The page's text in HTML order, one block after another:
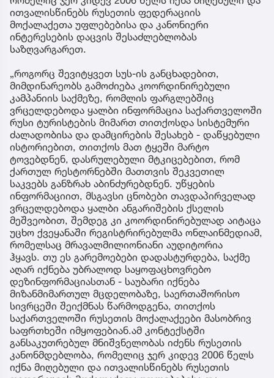
ითვალისწინებს რუსეთის ფედერაციის
მოქალაქეთა უფლებებისა და კანონიერი
ინტერესების დაცვის შესაძლებლობას
საზღვარგარეთ.
„როგორც შევიტყვეთ სუს-ის განცხადებით,
მიმდინარეობს გამოძიება კოორდინირებული
კამპანიის საქმეზე, რომლის ფარგლებშიც
ვრცელდებოდა ყალბი ინფორმაცია საქართველოში
რუსი ტურისტების მიმართ თითქოსდა სისტემური
ძალადობისა და დამცირების შესახებ - დაწყებული
ისტორიებით, თითქოს მათ ტყეში მარტო
ტოვებდნენ, დასრულებული მტკიცებებით, რომ
ქართულ რესტორნებში მათთვის შეკვეთილ
საკვებს განზრახ აბინძურებდნენ. უწყების
ინფორმაციით, მსგავსი ცნობები თავდაპირველად
ვრცელდებოდა ყალბი ანგარიშების ქსელის
მეშვეობით, შემდეგ კი კოორდინირებულად აიტაცა
უცხო ქვეყანაში რეგისტრირებულმა ონლაინმედიამ,
რომელსაც მრავალმილიონიანი აუდიტორია
ჰყავს. თუ ეს გარემოებები დადასტურდება, საქმე
აღარ იქნება უბრალოდ საყოფაცხოვრებო
დეზინფორმაციასთან - საუბარი იქნება
მიზანმიმართულ მცდელობაზე, საერთაშორისო
სივრცეში შეიქმნას წარმოდგენა, თითქოს
საქართველოში რუსეთის მოქალაქეები მასობრივ
საფრთხეში იმყოფებიან.ამ კონტექსტში
განსაკუთრებულ მნიშვნელობას იძენს რუსეთის
კანონმდებლობა, რომელიც ჯერ კიდევ 2006 წელს
იქნა მიღებული და ითვალისწინებს რუსეთის